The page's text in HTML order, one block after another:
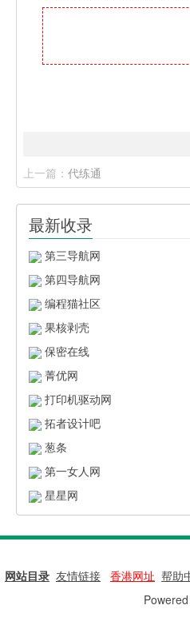
上一篇： 代练通
最新收录
第三导航网
第四导航网
编程猫社区
果核剥壳
保密在线
菁优网
打印机驱动网
拓者设计吧
葱条
第一女人网
星星网
网站目录 友情链接 香港网址 帮助